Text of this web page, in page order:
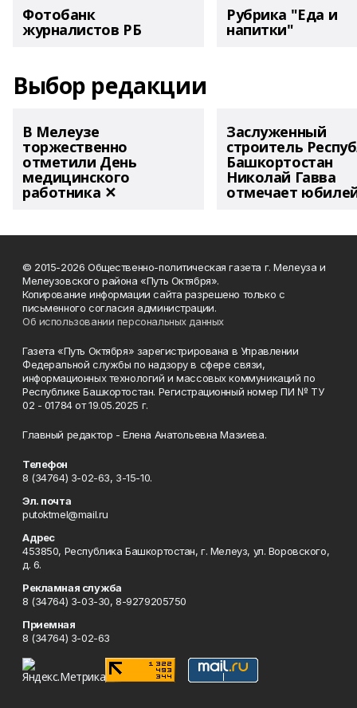
Фотобанк
журналистов РБ
Рубрика "Еда и
напитки"
Выбор редакции
В Мелеузе
торжественно
отметили День
медицинского
работника ✕
Заслуженный
строитель
Башкортостан
Николай Гавва
отмечает
© 2015-2026 Общественно-политическая газета г. Мелеуза и
Мелеузовского района «Путь Октября».
Копирование информации сайта разрешено только с
письменного согласия администрации.
Об использовании персональных данных
Газета «Путь Октября» зарегистрирована в Управлении
Федеральной службы по надзору в сфере связи,
информационных технологий и массовых коммуникаций по
Республике Башкортостан. Регистрационный номер ПИ № ТУ
02 - 01784 от 19.05.2025 г.
Главный редактор - Елена Анатольевна Мазиева.
Телефон
8 (34764) 3-02-63, 3-15-10.
Эл. почта
putoktmel@mail.ru
Адрес
453850, Республика Башкортостан, г. Мелеуз, ул. Воровского,
д. 6.
Рекламная служба
8 (34764) 3-03-30, 8-9279205750
Приемная
8 (34764) 3-02-63